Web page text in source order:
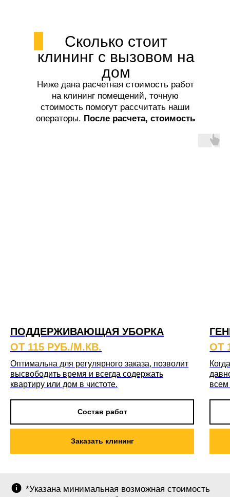
Сколько стоит
клининг с вызовом на
дом
Ниже дана расчетная стоимость работ
на клининг помещений, точную
стоимость помогут рассчитать наши
операторы. После расчета, стоимость
ПОДДЕРЖИВАЮЩАЯ УБОРКА
ОТ 115 РУБ./М.КВ.
Оптимальна для регулярного заказа, позволит
высвободить время и всегда содержать
квартиру или дом в чистоте.
Состав работ
Заказать клининг
ОТ
всем
*Указана минимальная возможная стоимость